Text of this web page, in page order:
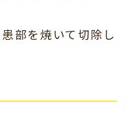
部を焼いて切除し